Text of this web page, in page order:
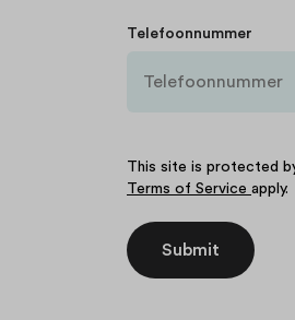
Telefoonnummer
This site is protected
Terms of Service apply.
Submit